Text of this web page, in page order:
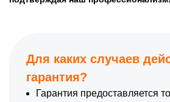
Для каких случаев
гарантия?
Гарантия предоставляется